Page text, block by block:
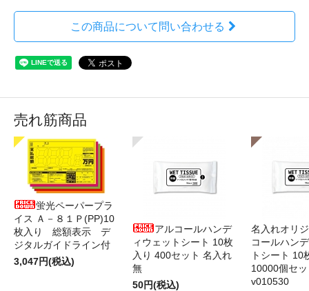
この商品について問い合わせる
売れ筋商品
蛍光ペーパープラ
イス Ａ－８１Ｐ(PP)10
枚入り 総額表示 デ
ジタルガイドライン付
3,047円(税込)
アルコールハンデ
ィウェットシート 10枚
入り 400セット 名入れ
無
50円(税込)
名入れオリ
コールハン
トシート 10
10000個セ
v010530